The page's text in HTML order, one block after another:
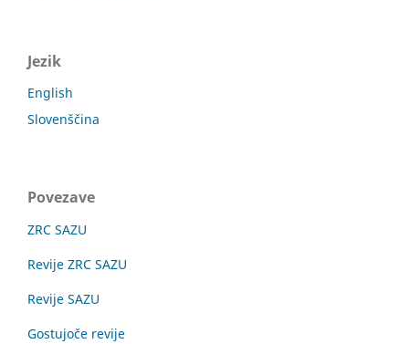
Jezik
English
Slovenščina
Povezave
ZRC SAZU
Revije ZRC SAZU
Revije SAZU
Gostujoče revije